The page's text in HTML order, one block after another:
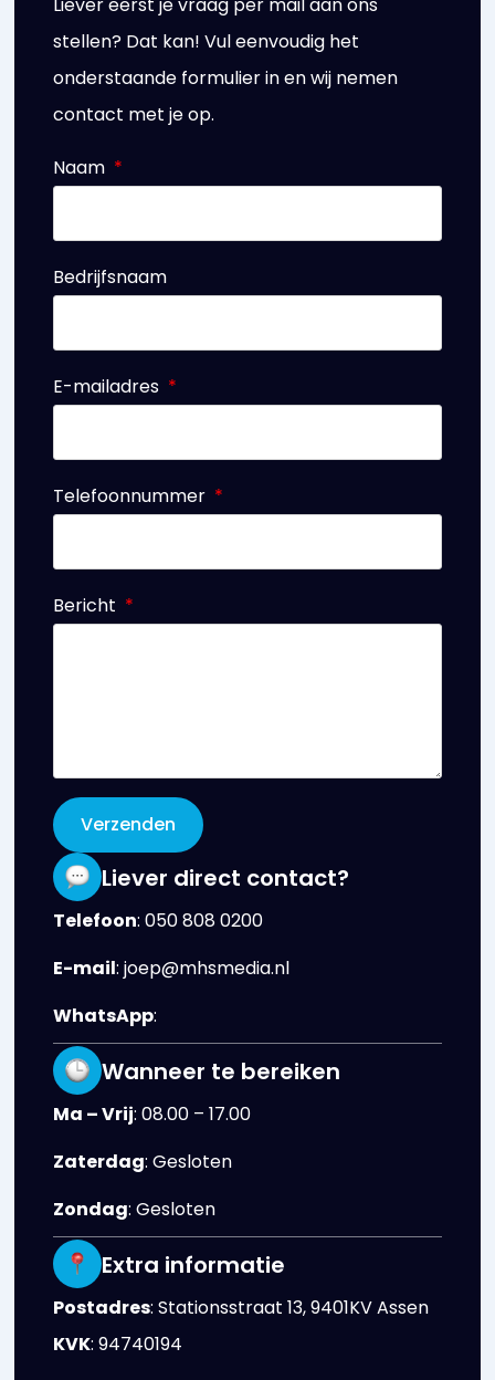
Liever eerst je vraag per mail aan ons
stellen? Dat kan! Vul eenvoudig het
onderstaande formulier in en wij nemen
contact met je op.
Naam
Bedrijfsnaam
E-mailadres
Telefoonnummer
Bericht
Verzenden
Liever direct contact?
Telefoon:050 808 0200
E-mail:joep@mhsmedia.nl
WhatsApp:
Wanneer te bereiken
Ma – Vrij: 08.00 – 17.00
Zaterdag: Gesloten
Zondag: Gesloten
Extra informatie
Postadres:Stationsstraat 13, 9401KV Assen
KVK: 94740194